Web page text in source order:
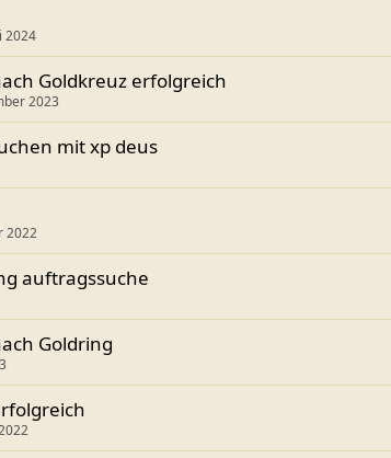
2024
Goldkreuz erfolgreich
2023
mit xp deus
2022
auftragssuche
Goldring